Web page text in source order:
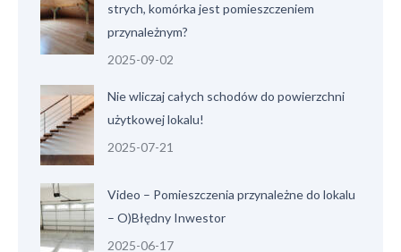
strych, komórka jest pomieszczeniem
przynależnym?
2025-09-02
Nie wliczaj całych schodów do powierzchni
użytkowej lokalu!
2025-07-21
Video – Pomieszczenia przynależne do lokalu
– O)Błędny Inwestor
2025-06-17